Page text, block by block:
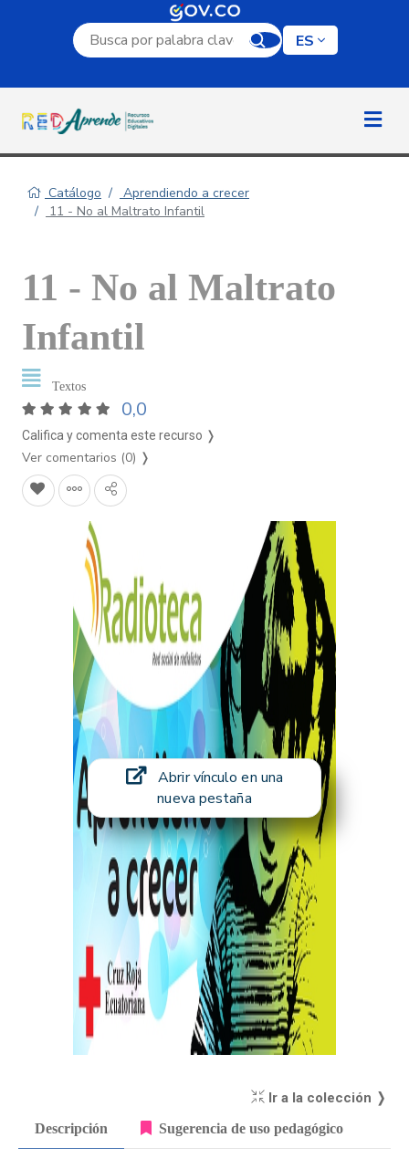
Campo de búsqueda por palabra clave
ES
Catálogo
Aprendiendo a crecer
11 - No al Maltrato Infantil
11 - No al Maltrato
Infantil
Textos
0,0
Califica y comenta este recurso ❭
Ver comentarios (0) ❭
Abrir vínculo en una
nueva pestaña
Ir a la colección ❭
Descripción Sugerencia de uso pedagógico